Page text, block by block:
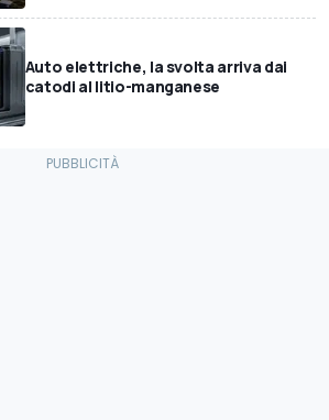
Auto elettriche, la svolta arriva dai
catodi al litio-manganese